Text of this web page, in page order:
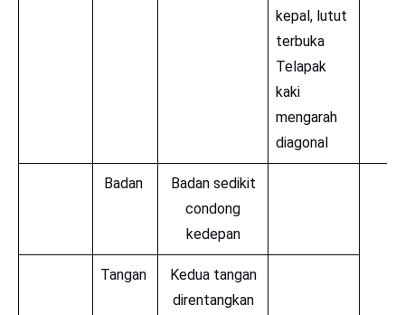
kepal, lutut
terbuka
Telapak
kaki
mengarah
diagonal
Badan
Badan sedikit
condong
kedepan
Tangan
Kedua tangan
direntangkan